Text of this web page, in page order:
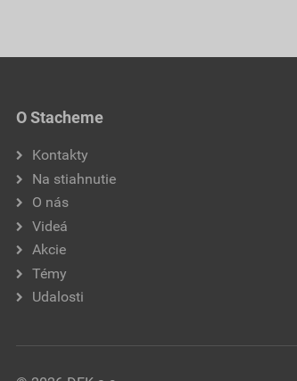
O Stacheme
Kontakty
Na stiahnutie
O nás
Videá
Akcie
Témy
Udalosti